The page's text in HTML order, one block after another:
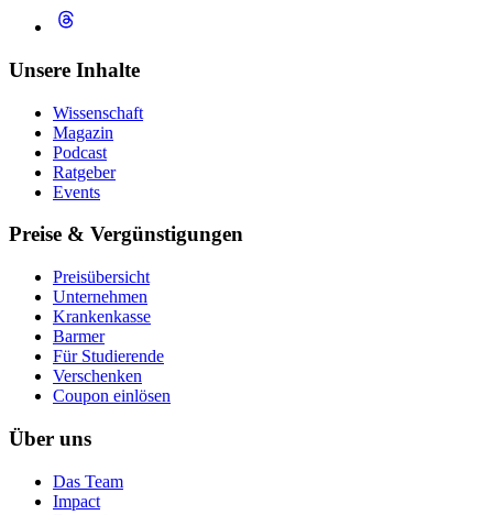
Unsere Inhalte
Wissenschaft
Magazin
Podcast
Ratgeber
Events
Preise & Vergünstigungen
Preisübersicht
Unternehmen
Krankenkasse
Barmer
Für Studierende
Ver­schen­ken
Coupon einlösen
Über uns
Das Team
Impact